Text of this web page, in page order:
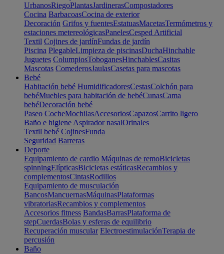
UrbanosRiegoPlantasJardinerasCompostadores
Cocina BarbacoasCocina de exterior
Decoración Grifos y fuentesEstatuasMacetasTermómetros y
estaciones metereológicasPanelesCesped Artificial
Textil Cojines de jardínFundas de jardín
Piscina PlegableLimpieza de piscinasDuchaHinchable
Juguetes ColumpiosToboganesHinchablesCasitas
Mascotas ComederosJaulasCasetas para mascotas
Bebé
Habitación bebé HumidificadoresCestasColchón para
bebéMuebles para habitación de bebéCunasCama
bebéDecoración bebé
Paseo CocheMochilasAccesoriosCapazosCarrito ligero
Baño e higiene Aspirador nasalOrinales
Textil bebé CojinesFunda
Seguridad Barreras
Deporte
Equipamiento de cardio Máquinas de remoBicicletas
spinningElípticasBicicletas estáticasRecambios y
complementosCintasRodillos
Equipamiento de musculación
BancosMancuernasMáquinasPlataformas
vibratoriasRecambios y complementos
Accesorios fitness BandasBarrasPlataforma de
stepCuerdasBolas y esferas de equilibrio
Recuperación muscular ElectroestimulaciónTerapia de
percusión
Baño